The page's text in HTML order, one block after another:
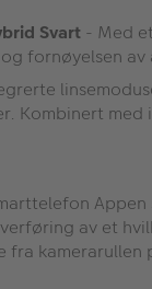
Svart - Med
fornøyelsen
Kombinert
av et
fra